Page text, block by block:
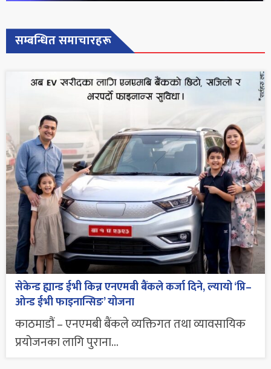
सम्बन्धित समाचारहरू
सेकेन्ड ह्यान्ड ईभी किन्न एनएमबी बैंकले कर्जा दिने, ल्यायो ‘प्रि–
ओन्ड ईभी फाइनान्सिङ’ योजना
काठमाडौं – एनएमबी बैंकले व्यक्तिगत तथा व्यावसायिक
प्रयोजनका लागि पुराना...